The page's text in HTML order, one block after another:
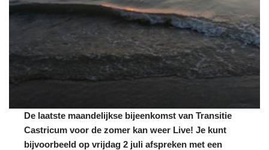
De laatste maandelijkse bijeenkomst van Transitie
Castricum voor de zomer kan weer Live! Je kunt
bijvoorbeeld op vrijdag 2 juli afspreken met een